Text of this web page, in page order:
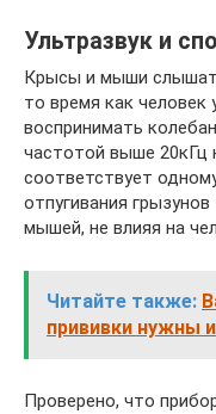
Ультразвук и
Крысы и мыши слышат
то время как человек
воспринимать
частотой выше 20кГц
соответствует
отпугивания
мышей, не влияя на
Читайте также:
прививки нужны
Проверено, что